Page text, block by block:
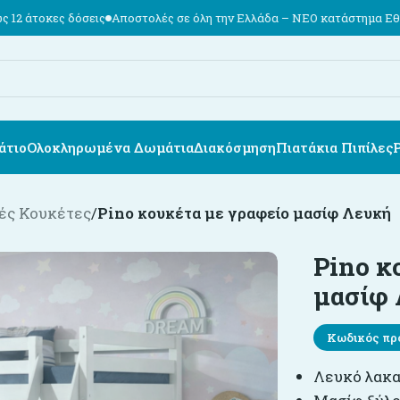
Αποστολές σε όλη την Ελλάδα – ΝΕΟ κατάστημα Εθν. Αντιστάσεως
Ολοκληρωμένα ΔωμάτιαΔιακόσμησηΠιατάκια Πιπίλες
Κουκέτες/Pino κουκέτα με γραφείο μασίφ Λευκή
Pino
μασίφ
Κωδικός
Λευκό